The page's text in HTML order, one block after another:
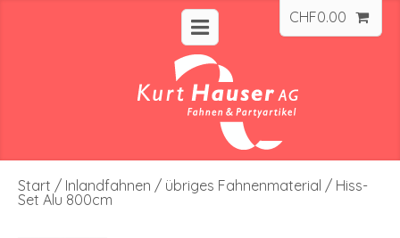
CHF0.00
Start / Inlandfahnen / übriges Fahnenmaterial / Hiss-
Set Alu 800cm